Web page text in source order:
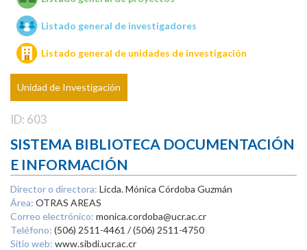
Unidades de investigación
Listado general de investigadores
Listado general de unidades de investigación
Unidad de Investigación
ID: 603
SISTEMA BIBLIOTECA DOCUMENTACIÓN
E INFORMACIÓN
Director o directora: Licda. Mónica Córdoba Guzmán
Área: OTRAS AREAS
Correo electrónico: monica.cordoba@ucr.ac.cr
Teléfono: (506) 2511-4461 / (506) 2511-4750
Sitio web: www.sibdi.ucr.ac.cr